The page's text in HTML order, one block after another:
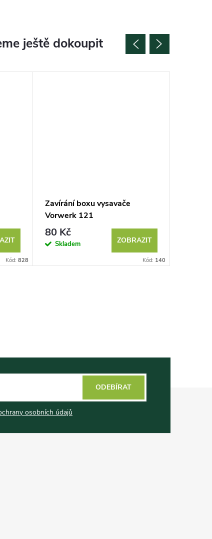
ještě dokoupit
Kód: 828
Zavírání boxu vysavače
Vorwerk 121
80 Kč
Skladem ZOBRAZIT
Kód: 140
osobních údajů
ODEBÍRAT